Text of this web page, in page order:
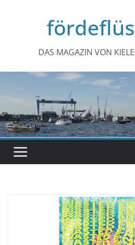
DAS MAGAZIN VON